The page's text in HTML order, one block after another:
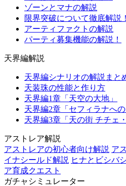
ゾーンとマナの解説
限界突破について徹底解説！
アーティファクトの解説
パーティ募集機能の解説！
天界編解説
天界編シナリオの解説まと
天装珠の性能と作り方
天界編1章「天空の大地」
天界編2章「セフィラナへの
天界編3章「天の街 チチェ
アストレア解説
アストレアの初心者向け解説 ア
イナシールド解説 ヒナとビシバ
ア育成クエスト
ガチャシミュレーター